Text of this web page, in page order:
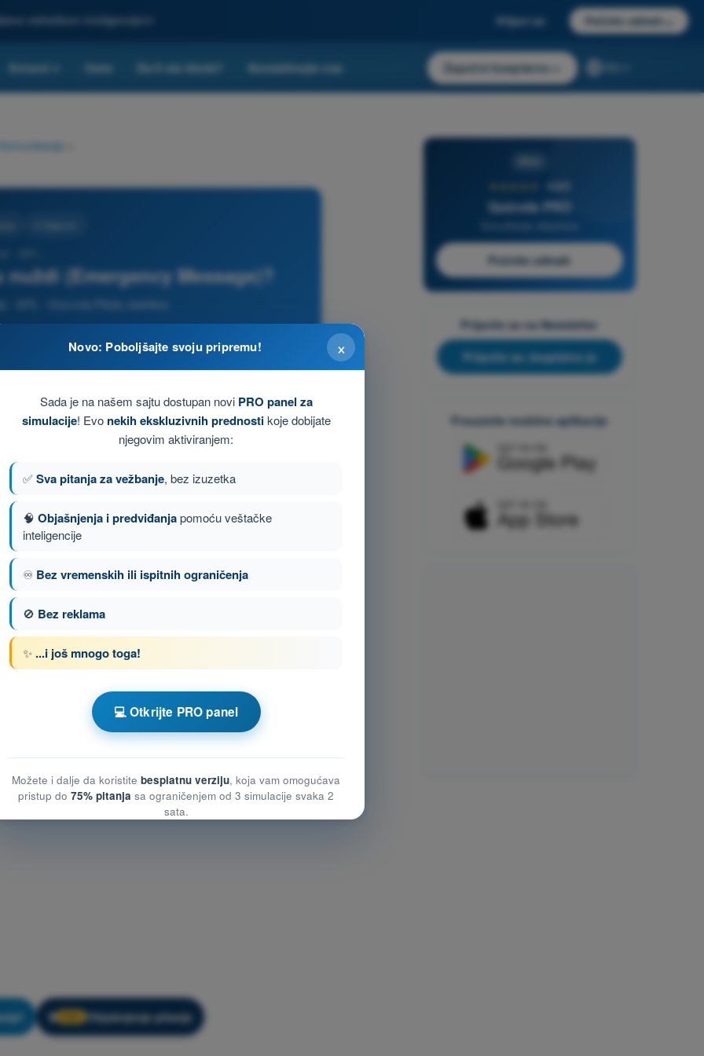
veštačkom inteligencijom Prijavi se Počnite odmah
Kvizovi Cene Da li ste škola? Kontaktirajte nas Započni besplatno
Komunikacije
(Emergency Message)?
- SPL - Dozvola Pilota Jedrilice
122 od 150 Sledeće pitanje
SPL - Dozvola Pilota Jedrilice
SPL - Komunikacije
🔒 Objašnjenje pitanja
4,6/5
Quizvds PRO
Počnite odmah
Prijavite se na Newsletter
Prijavite se, besplatno je
Preuzmite mobilne aplikacije
×
Novo: Poboljšajte svoju pripremu!
Sada je na našem sajtu dostupan novi PRO panel za
simulacije! Evo nekih ekskluzivnih prednostikoje dobijate
njegovim aktiviranjem:
✅Sva pitanja za vežbanje, bez izuzetka
🧠 Objašnjenja i predviđanjapomoću veštačke
inteligencije
♾️ Bez vremenskih ili ispitnih ograničenja
🚫 Bez reklama
✨ ...i još mnogo toga!
💻 Otkrijte PRO panel
Možete i dalje da koristite besplatnu verziju, koja vam omogućava
pristup do 75% pitanja sa ograničenjem od 3 simulacije svaka 2
sata.